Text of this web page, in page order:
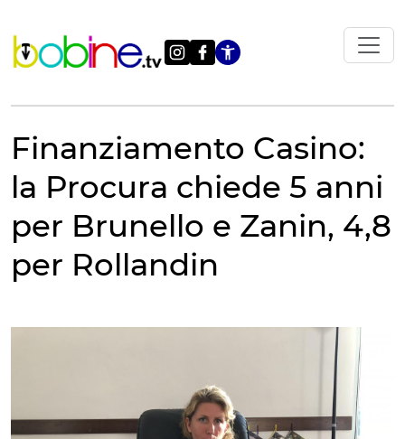
contenuto
Apri le
Finanziamento Casino:
la Procura chiede 5 anni
per Brunello e Zanin, 4,8
per Rollandin